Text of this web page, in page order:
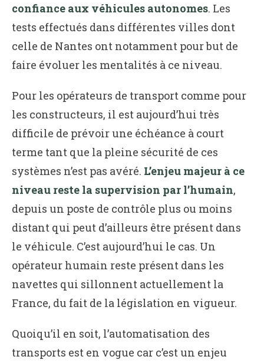
confiance aux véhicules autonomes. Les
tests effectués dans différentes villes dont
celle de Nantes ont notamment pour but de
faire évoluer les mentalités à ce niveau.
Pour les opérateurs de transport comme pour
les constructeurs, il est aujourd’hui très
difficile de prévoir une échéance à court
terme tant que la pleine sécurité de ces
systèmes n’est pas avéré. L’enjeu majeur à ce
niveau reste la supervision par l’humain,
depuis un poste de contrôle plus ou moins
distant qui peut d’ailleurs être présent dans
le véhicule. C’est aujourd’hui le cas. Un
opérateur humain reste présent dans les
navettes qui sillonnent actuellement la
France, du fait de la législation en vigueur.
Quoiqu’il en soit, l’automatisation des
transports est en vogue car c’est un enjeu